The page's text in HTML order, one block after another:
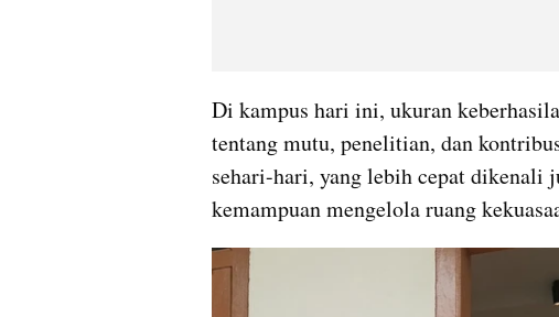
Di kampus hari ini, ukuran
tentang mutu, penelitian, dan
sehari-hari, yang lebih cepat dikenali
kemampuan mengelola ruang